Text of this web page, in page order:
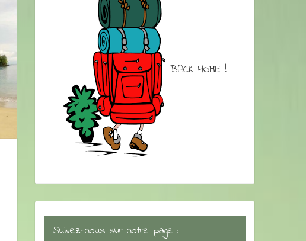
BACK HOME !
Suivez-nous sur notre page :